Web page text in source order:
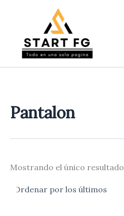
Pantalon
Mostrando el único resultado